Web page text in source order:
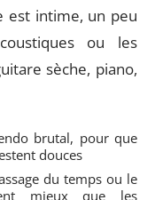
est intime, un peu
ou les
sèche, piano,
brutal, pour que
douces
du temps ou le
mieux que les